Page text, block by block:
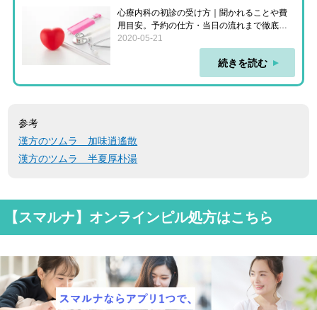
心療内科の初診の受け方｜聞かれることや費
用目安。予約の仕方・当日の流れまで徹底解
説
2020-05-21
続きを読む
参考
漢方のツムラ 加味逍遙散
漢方のツムラ 半夏厚朴湯
【スマルナ】オンラインピル処方はこちら